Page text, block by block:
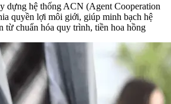
dựng hệ thống ACN (Agent Cooperation
quyền lợi môi giới, giúp minh bạch hệ
từ chuẩn hóa quy trình, tiền hoa hồng